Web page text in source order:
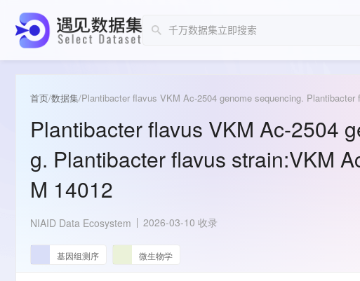
首页/数据集/Plantibacter flavus VKM Ac-2504 genome sequencing.
Plantibacter flavus VKM Ac-2504
g. Plantibacter flavus strain:VKM
M 14012
NIAID Data Ecosystem 2026-03-10 收录
基因组测序 微生物学